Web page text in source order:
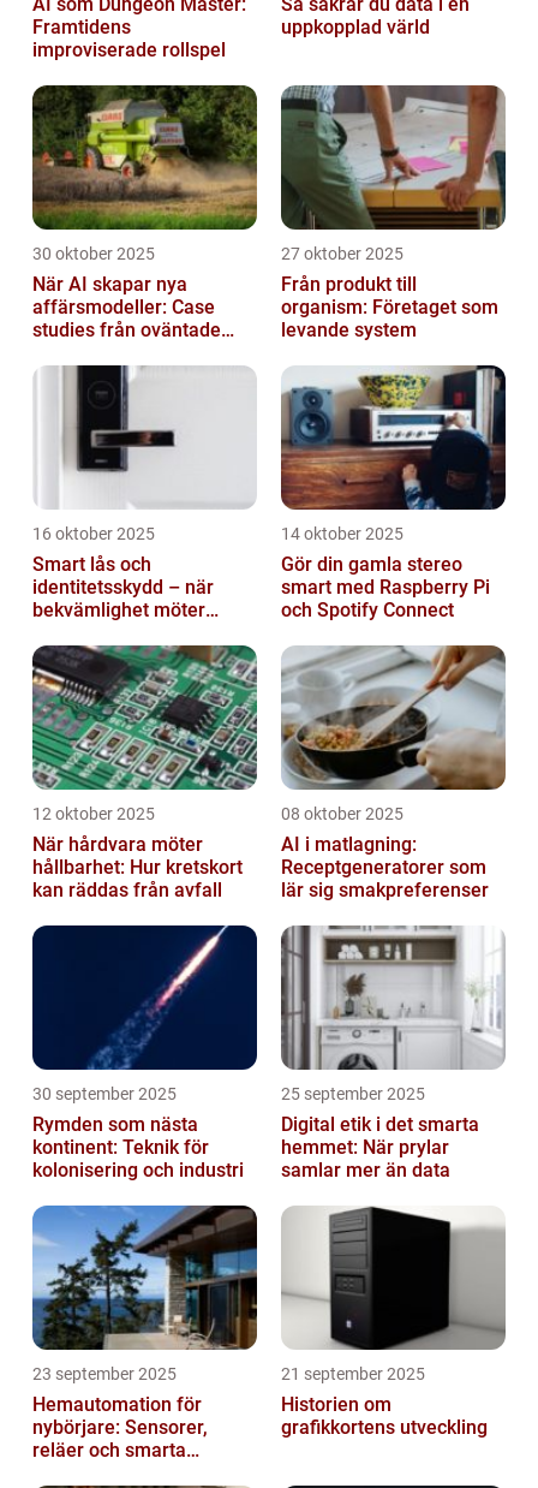
Framtidens
improviserade rollspel
uppkopplad värld
30 oktober 2025
När AI skapar nya
affärsmodeller: Case
studies från oväntade
27 oktober 2025
Från produkt till
organism: Företaget som
levande system
16 oktober 2025
Smart lås och
identitetsskydd – när
bekvämlighet möter
14 oktober 2025
Gör din gamla stereo
smart med Raspberry Pi
och Spotify Connect
12 oktober 2025
När hårdvara möter
hållbarhet: Hur kretskort
kan räddas från avfall
08 oktober 2025
AI i matlagning:
Receptgeneratorer som
lär sig smakpreferenser
30 september 2025
Rymden som nästa
kontinent: Teknik för
kolonisering och industri
25 september 2025
Digital etik i det smarta
hemmet: När prylar
samlar mer än data
23 september 2025
Hemautomation för
nybörjare: Sensorer,
reläer och smarta
21 september 2025
Historien om
grafikkortens utveckling